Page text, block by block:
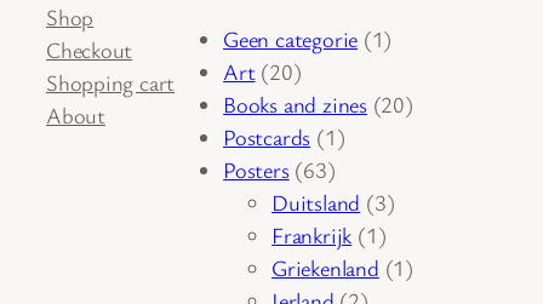
Shop
Checkout
Shopping cart
About
Geen categorie 11
Art 2020
producten
Books and zines 2020
Postcards 11
Posters 6363
producten
Duitsland 33
producten
Frankrijk 11
product
Griekenland 11